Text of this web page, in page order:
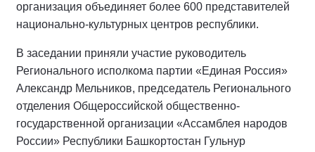
организация объединяет более 600 представителей
национально-культурных центров республики.
В заседании приняли участие руководитель
Регионального исполкома партии «Единая Россия»
Александр Мельников, председатель Регионального
отделения Общероссийской общественно-
государственной организации «Ассамблея народов
России» Республики Башкортостан Гульнур